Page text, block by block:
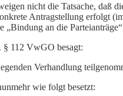
nicht die Tatsache, daß
Antragstellung erfolgt
„Bindung an die
§ 112 VwGO besagt:
Verhandlung
wie folgt besetzt: